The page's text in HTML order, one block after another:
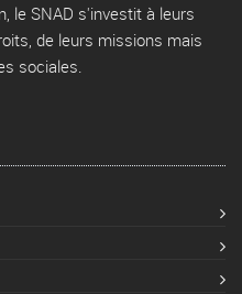
le SNAD s'investit à leurs
de leurs missions mais
sociales.